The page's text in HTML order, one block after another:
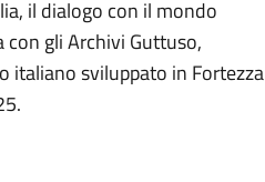
il dialogo con il mondo
gli Archivi Guttuso,
italiano sviluppato in Fortezza